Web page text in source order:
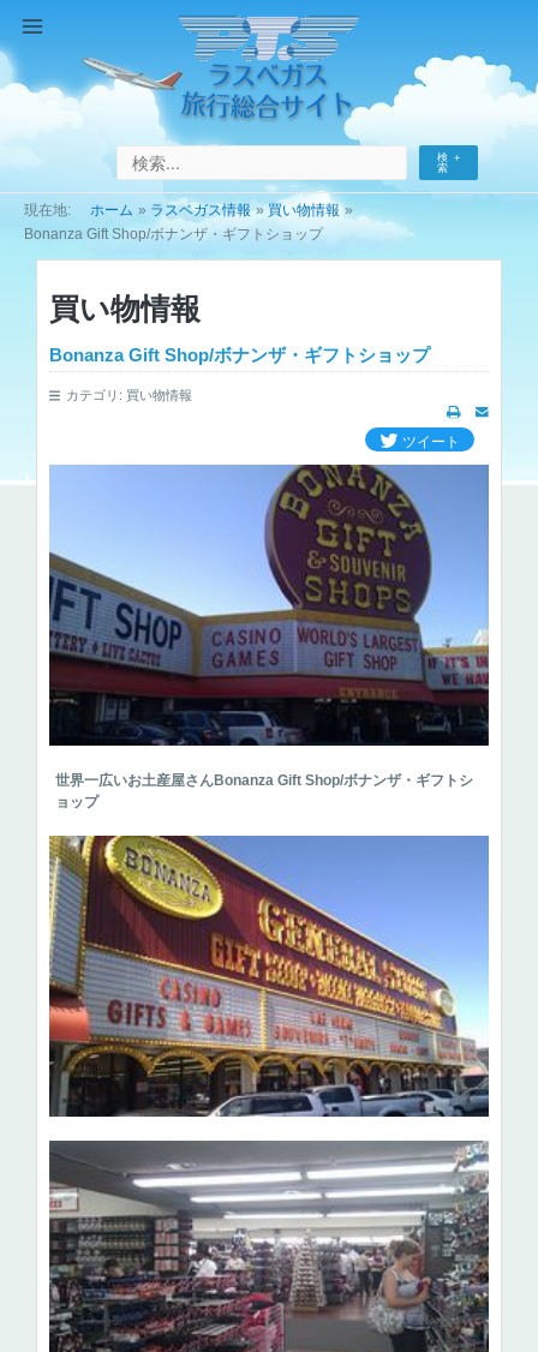
テ
ン
キ
Menu
検
索
ホーム ラスベガス情報
買い物情報
Bonanza Gift Shop/ボナンザ・ギフトショップ
買い物情報
Bonanza Gift Shop/ボナンザ・ギフトショップ
カテゴリ: 買い物情報
世界一広いお土産屋さんBonanza Gift Shop/ボナンザ・ギフトシ
ョップ
ツイート